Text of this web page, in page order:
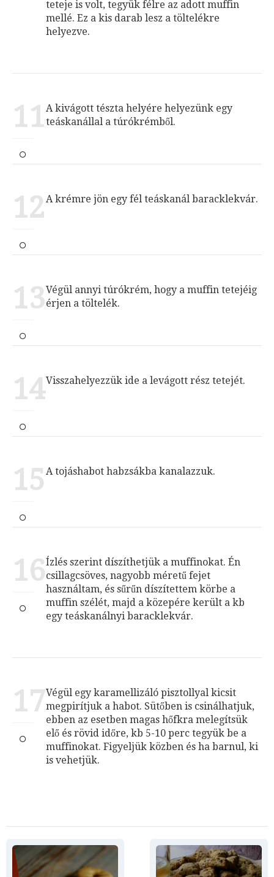
teteje is volt, tegyük félre az adott muffin
mellé. Ez a kis darab lesz a töltelékre
helyezve.
11 A kivágott tészta helyére helyezünk egy
teáskanállal a túrókrémből.
12 A krémre jön egy fél teáskanál baracklekvár.
13Végül annyi túrókrém, hogy a muffin tetejéig
érjen a töltelék.
14Visszahelyezzük ide a levágott rész tetejét.
15 A tojáshabot habzsákba kanalazzuk.
16Ízlés szerint díszíthetjük a muffinokat. Én
csillagcsöves, nagyobb méretű fejet
használtam, és sűrűn díszítettem körbe a
muffin szélét, majd a közepére került a kb
egy teáskanálnyi baracklekvár.
17Végül egy karamellizáló pisztollyal kicsit
megpirítjuk a habot. Sütőben is csinálhatjuk,
ebben az esetben magas hőfkra melegítsük
elő és rövid időre, kb 5-10 perc tegyük be a
muffinokat. Figyeljük közben és ha barnul, ki
is vehetjük.